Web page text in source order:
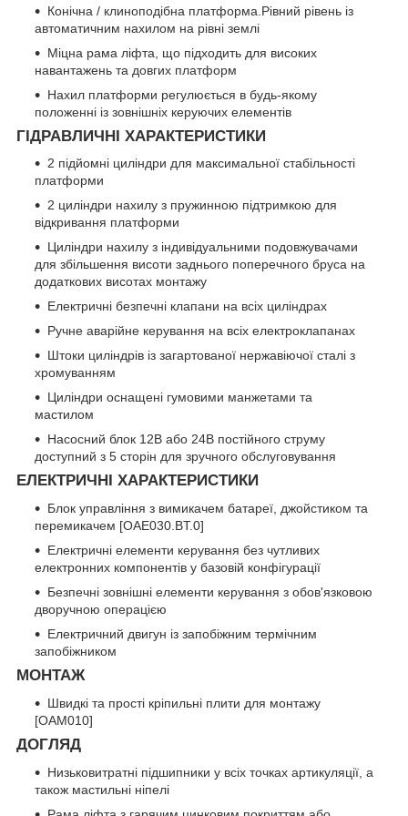
Конічна / клиноподібна платформа.Рівний рівень із
автоматичним нахилом на рівні землі
Міцна рама ліфта, що підходить для високих
навантажень та довгих платформ
Нахил платформи регулюється в будь-якому
положенні із зовнішніх керуючих елементів
ГІДРАВЛИЧНІ ХАРАКТЕРИСТИКИ
2 підйомні циліндри для максимальної стабільності
платформи
2 циліндри нахилу з пружинною підтримкою для
відкривання платформи
Циліндри нахилу з індивідуальними подовжувачами
для збільшення висоти заднього поперечного бруса на
додаткових висотах монтажу
Електричні безпечні клапани на всіх циліндрах
Ручне аварійне керування на всіх електроклапанах
Штоки циліндрів із загартованої нержавіючої сталі з
хромуванням
Циліндри оснащені гумовими манжетами та
мастилом
Насосний блок 12В або 24В постійного струму
доступний з 5 сторін для зручного обслуговування
ЕЛЕКТРИЧНІ ХАРАКТЕРИСТИКИ
Блок управління з вимикачем батареї, джойстиком та
перемикачем [OAE030.BT.0]
Електричні елементи керування без чутливих
електронних компонентів у базовій конфігурації
Безпечні зовнішні елементи керування з обов'язковою
дворучною операцією
Електричний двигун із запобіжним термічним
запобіжником
МОНТАЖ
Швидкі та прості кріпильні плити для монтажу
[OAM010]
ДОГЛЯД
Низьковитратні підшипники у всіх точках артикуляції, а
також мастильні ніпелі